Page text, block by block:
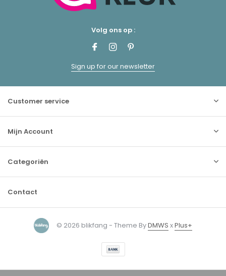
Volg ons op :
Sign up for our newsletter
Customer service
Mijn Account
Categoriën
Contact
© 2026 blikfang - Theme ByDMWS xPlus+